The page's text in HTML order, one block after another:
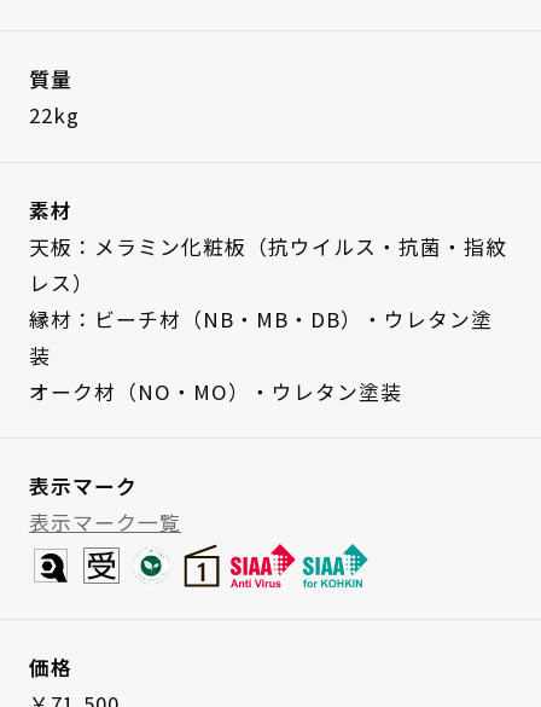
質量
22kg
素材
天板：メラミン化粧板（抗ウイルス・抗菌・指紋
レス）
縁材：ビーチ材（NB・MB・DB）・ウレタン塗
装
オーク材（NO・MO）・ウレタン塗装
表示マーク
表示マーク一覧
価格